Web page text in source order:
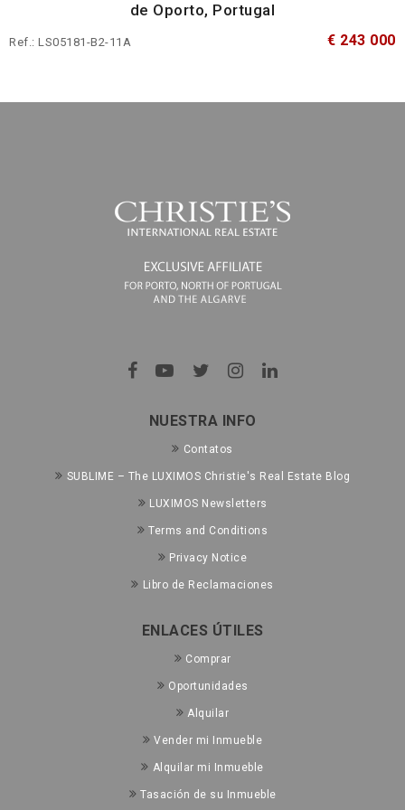
de Oporto, Portugal
Ref.: LS05181-B2-11A € 243 000
NUESTRA INFO
Contatos
SUBLIME – The LUXIMOS Christie's Real Estate Blog
LUXIMOS Newsletters
Terms and Conditions
Privacy Notice
Libro de Reclamaciones
ENLACES ÚTILES
Comprar
Oportunidades
Alquilar
Vender mi Inmueble
Alquilar mi Inmueble
Tasación de su Inmueble